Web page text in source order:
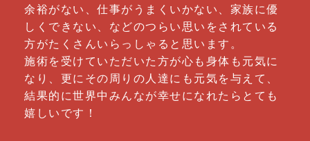
余裕がない、仕事がうまくいかない、家族に優
しくできない、などのつらい思いをされている
方がたくさんいらっしゃると思います。
施術を受けていただいた方が心も身体も元気に
なり、更にその周りの人達にも元気を与えて、
結果的に世界中みんなが幸せになれたらとても
嬉しいです！